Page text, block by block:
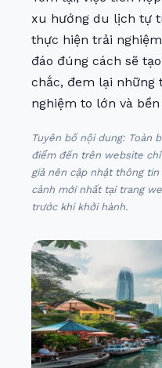
xu hướng du lịch tự
thực hiện trải
đáo đúng cách sẽ
chắc, đem lại những
nghiệm to lớn và
Tuyên bố nội dung: Toàn
điểm đến trên website
giả nên cập nhật thông
cảnh mới nhất tại trang
trước khi khởi hành.